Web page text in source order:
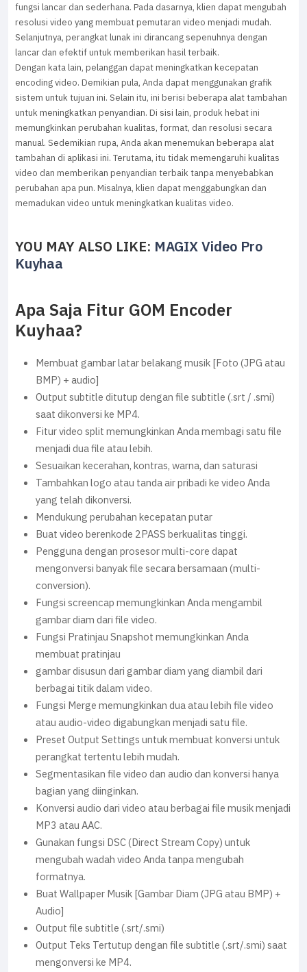
fungsi lancar dan sederhana. Pada dasarnya, klien dapat mengubah
resolusi video yang membuat pemutaran video menjadi mudah.
Selanjutnya, perangkat lunak ini dirancang sepenuhnya dengan
lancar dan efektif untuk memberikan hasil terbaik.
Dengan kata lain, pelanggan dapat meningkatkan kecepatan
encoding video. Demikian pula, Anda dapat menggunakan grafik
sistem untuk tujuan ini. Selain itu, ini berisi beberapa alat tambahan
untuk meningkatkan penyandian. Di sisi lain, produk hebat ini
memungkinkan perubahan kualitas, format, dan resolusi secara
manual. Sedemikian rupa, Anda akan menemukan beberapa alat
tambahan di aplikasi ini. Terutama, itu tidak memengaruhi kualitas
video dan memberikan penyandian terbaik tanpa menyebabkan
perubahan apa pun. Misalnya, klien dapat menggabungkan dan
memadukan video untuk meningkatkan kualitas video.
YOU MAY ALSO LIKE: MAGIX Video Pro
Kuyhaa
Apa Saja Fitur GOM Encoder
Kuyhaa?
Membuat gambar latar belakang musik [Foto (JPG atau
BMP) + audio]
Output subtitle ditutup dengan file subtitle (.srt / .smi)
saat dikonversi ke MP4.
Fitur video split memungkinkan Anda membagi satu file
menjadi dua file atau lebih.
Sesuaikan kecerahan, kontras, warna, dan saturasi
Tambahkan logo atau tanda air pribadi ke video Anda
yang telah dikonversi.
Mendukung perubahan kecepatan putar
Buat video berenkode 2PASS berkualitas tinggi.
Pengguna dengan prosesor multi-core dapat
mengonversi banyak file secara bersamaan (multi-
conversion).
Fungsi screencap memungkinkan Anda mengambil
gambar diam dari file video.
Fungsi Pratinjau Snapshot memungkinkan Anda
membuat pratinjau
gambar disusun dari gambar diam yang diambil dari
berbagai titik dalam video.
Fungsi Merge memungkinkan dua atau lebih file video
atau audio-video digabungkan menjadi satu file.
Preset Output Settings untuk membuat konversi untuk
perangkat tertentu lebih mudah.
Segmentasikan file video dan audio dan konversi hanya
bagian yang diinginkan.
Konversi audio dari video atau berbagai file musik menjadi
MP3 atau AAC.
Gunakan fungsi DSC (Direct Stream Copy) untuk
mengubah wadah video Anda tanpa mengubah
formatnya.
Buat Wallpaper Musik [Gambar Diam (JPG atau BMP) +
Audio]
Output file subtitle (.srt/.smi)
Output Teks Tertutup dengan file subtitle (.srt/.smi) saat
mengonversi ke MP4.